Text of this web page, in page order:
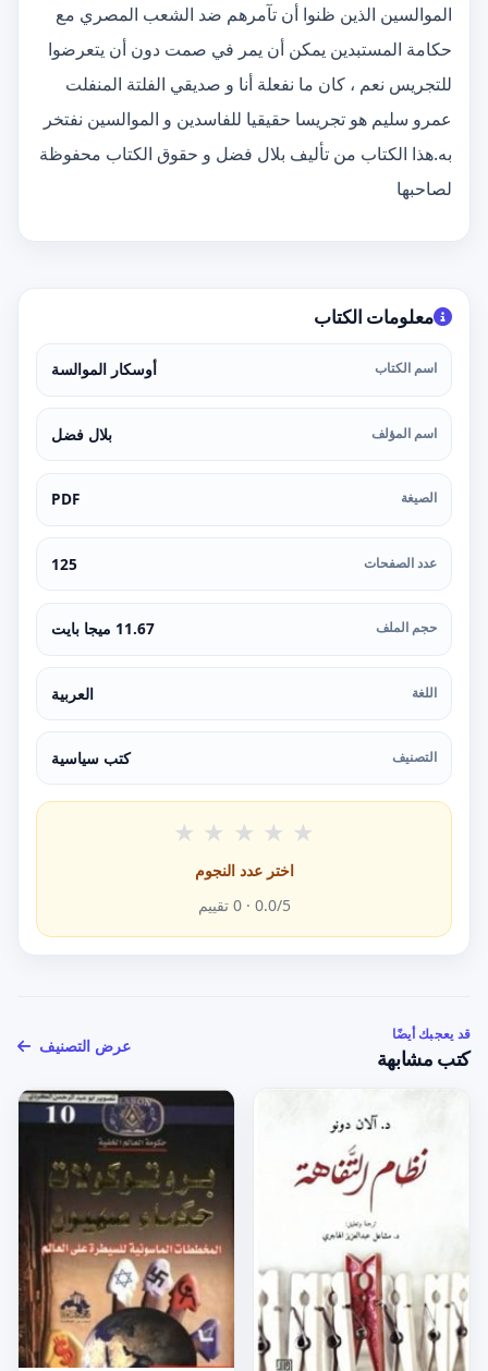
الموالسين الذين ظنوا أن تآمرهم ضد الشعب المصري مع
حكامة المستبدين يمكن أن يمر في صمت دون أن يتعرضوا
للتجريس نعم ، كان ما نفعلة أنا و صديقي الفلتة المنفلت
عمرو سليم هو تجريسا حقيقيا للفاسدين و الموالسين نفتخر
به.هذا الكتاب من تأليف بلال فضل و حقوق الكتاب محفوظة
لصاحبها
معلومات الكتاب
اسم الكتاب أوسكار الموالسة
اسم المؤلف بلال فضل
الصيغة PDF
عدد الصفحات 125
حجم الملف 11.67 ميجا بايت
اللغة العربية
التصنيف كتب سياسية
★ ★ ★ ★ ★
اختر عدد النجوم
0.0/5 ·
0 تقييم
قد يعجبك أيضًا
كتب مشابهة
عرض التصنيف